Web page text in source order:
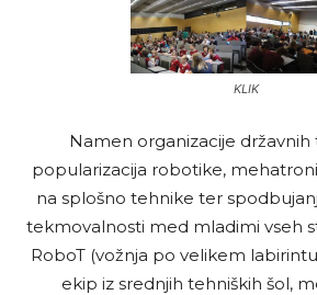
KLIK
Namen organizacije državnih
popularizacija robotike,
na splošno tehnike ter
tekmovalnosti med mladimi vseh
RoboT (vožnja po velikem
ekip iz srednjih tehniških šol,